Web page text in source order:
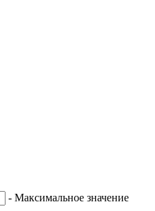
- Максимальное значение